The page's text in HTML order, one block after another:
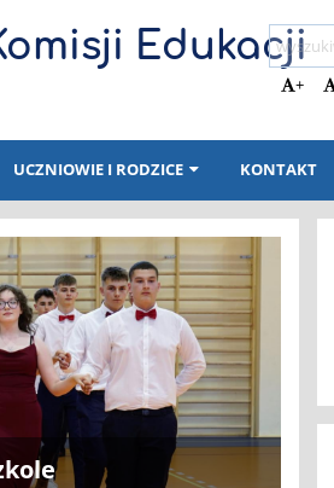
Edukacji
+
UCZNIOWIE I RODZICE KONTAKT